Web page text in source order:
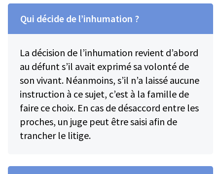
Qui décide de l’inhumation ?
La décision de l’inhumation revient d’abord
au défunt s’il avait exprimé sa volonté de
son vivant. Néanmoins, s’il n’a laissé aucune
instruction à ce sujet, c’est à la famille de
faire ce choix. En cas de désaccord entre les
proches, un juge peut être saisi afin de
trancher le litige.